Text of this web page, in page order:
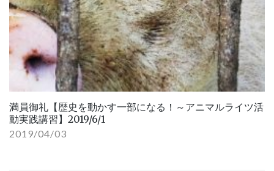
満員御礼【歴史を動かす一部になる！～アニマルライツ活
動実践講習】2019/6/1
2019/04/03